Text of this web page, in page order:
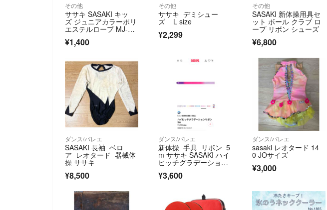
その他
ササキ SASAKI キッ
ズ ジュニアカラーポリ
エステルロープ MJ-24
0 ピンク MJ240 P
¥1,400
その他
ササキ デミシュー
ズ L size
¥2,299
その他
SASAKI 新体操用具セ
ット ボール クラブ ロ
ープ リボン シューズ
¥6,800
ダンス/バレエ
SASAKI 長袖 ベロ
ア レオタード 器械体
操 ササキ
¥8,500
ダンス/バレエ
新体操 手具 リボン 5
m ササキ SASAKI ハイ
ピッチグラデーション
¥3,600
ダンス/バレエ
sasaki レオタード 14
0 JOサイズ
¥3,000